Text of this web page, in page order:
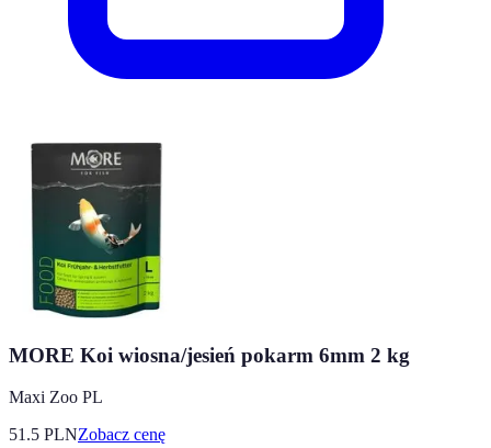
MORE Koi wiosna/jesień pokarm 6mm 2 kg
Maxi Zoo PL
51.5 PLNZobacz cenę